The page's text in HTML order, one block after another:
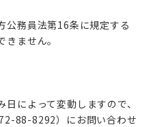
公務員法第16条に規定する
ません。
によって変動しますので、
88-8292）にお問い合わせ